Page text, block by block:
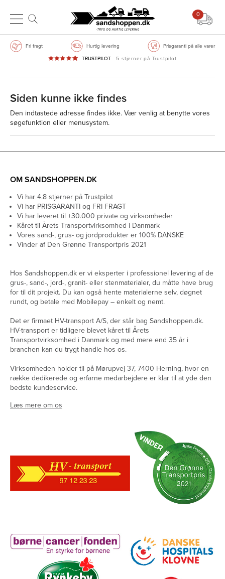
0
Fri fragt Hurtig levering Prisgaranti på alle varer
TRUSTPILOT 5 stjerner på Trustpilot
Siden kunne ikke findes
Den indtastede adresse findes ikke. Vær venlig at benytte vores
søgefunktion eller menusystem.
OM SANDSHOPPEN.DK
Vi har 4.8 stjerner på Trustpilot
Vi har PRISGARANTI og FRI FRAGT
Vi har leveret til +30.000 private og virksomheder
Kåret til Årets Transportvirksomhed i Danmark
Vores sand-, grus- og jordprodukter er 100% DANSKE
Vinder af Den Grønne Transportpris 2021
Hos Sandshoppen.dk er vi eksperter i professionel levering af de
grus-, sand-, jord-, granit- eller stenmaterialer, du måtte have brug
for til dit projekt. Du kan også hente materialerne selv, døgnet
rundt, og betale med Mobilepay – enkelt og nemt.
Det er firmaet HV-transport A/S, der står bag Sandshoppen.dk.
HV-transport er tidligere blevet kåret til Årets
Transportvirksomhed i Danmark og med mere end 35 år i
branchen kan du trygt handle hos os.
Virksomheden holder til på Mørupvej 37, 7400 Herning, hvor en
række dedikerede og erfarne medarbejdere er klar til at yde den
bedste kundeservice.
Læs mere om os